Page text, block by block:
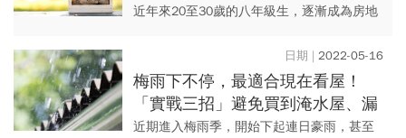
「8年不吃喝」才有頭期款
近年來20至30歲的八年級生，逐漸成為房地
2021年六都這年紀的民眾，共2.2萬件房貸資
料，佔比約為六...
2022-05-16
梅雨下不停，最適合現在看屋！
「實戰三招」避免買到淹水屋、漏
水屋：這些地方走進門就先檢查
近期進入梅雨季，開始下起連日豪雨，甚至